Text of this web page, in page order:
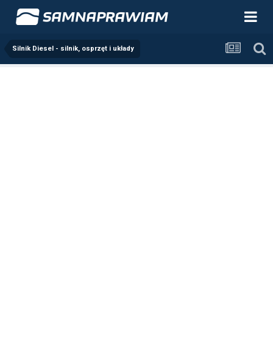
Silnik Diesel - silnik, osprzęt i układy